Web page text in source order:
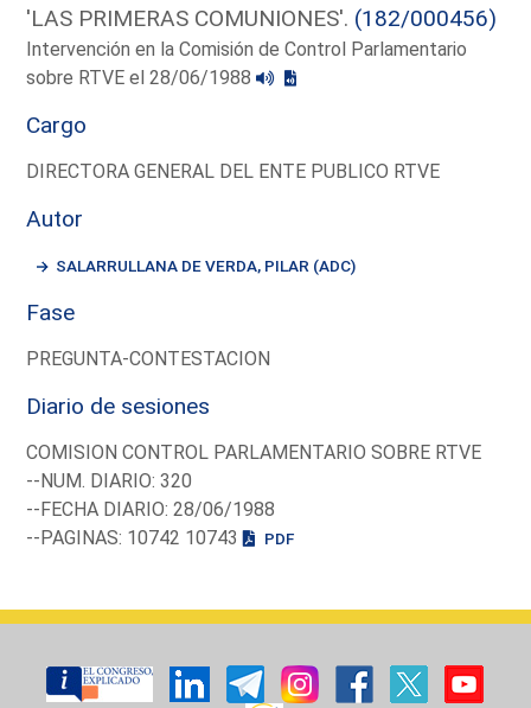
'LAS PRIMERAS COMUNIONES'. (182/000456)
Intervención en la Comisión de Control Parlamentario
sobre RTVE el 28/06/1988
Cargo
DIRECTORA GENERAL DEL ENTE PUBLICO RTVE
Autor
SALARRULLANA DE VERDA, PILAR (ADC)
Fase
PREGUNTA-CONTESTACION
Diario de sesiones
COMISION CONTROL PARLAMENTARIO SOBRE RTVE
--NUM. DIARIO: 320
--FECHA DIARIO: 28/06/1988
--PAGINAS: 10742 10743
PDF